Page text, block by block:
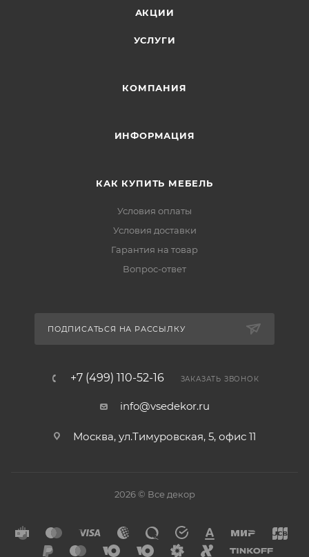
АКЦИИ
УСЛУГИ
КОМПАНИЯ
ИНФОРМАЦИЯ
КАК КУПИТЬ МЕБЕЛЬ
Условия оплаты
Условия доставки
Гарантия на товар
Вопрос-ответ
ПОДПИСАТЬСЯ НА РАССЫЛКУ
+7 (499) 110-52-16 ЗАКАЗАТЬ ЗВОНОК
info@vsedekor.ru
Москва, ул.Тимуровская, 5, офис 11
2026 © Все декор